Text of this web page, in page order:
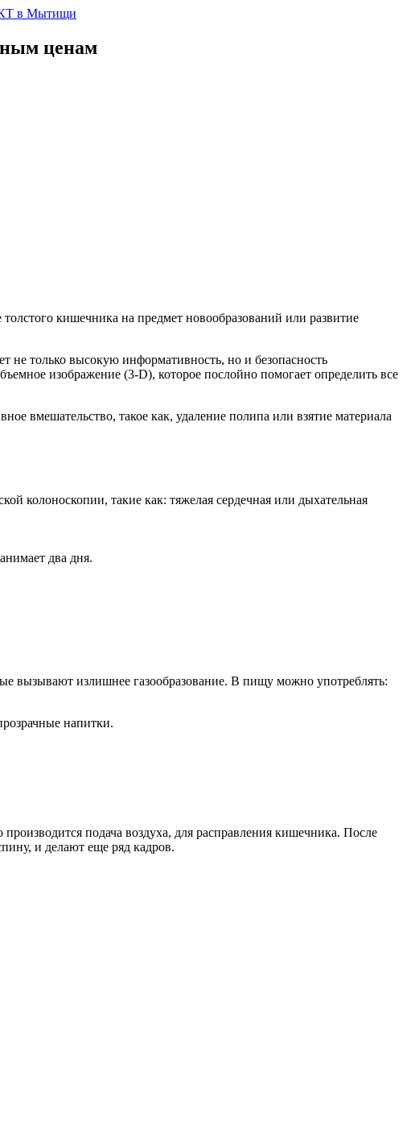
ценам
кишечника на предмет новообразований или развитие
только высокую информативность, но и безопасность
изображение (3-D), которое послойно помогает определить все
вмешательство, такое как, удаление полипа или взятие материала
колоноскопии, такие как: тяжелая сердечная или дыхательная
два дня.
вызывают излишнее газообразование. В пищу можно употреблять:
напитки.
подача воздуха, для расправления кишечника. После
и делают еще ряд кадров.